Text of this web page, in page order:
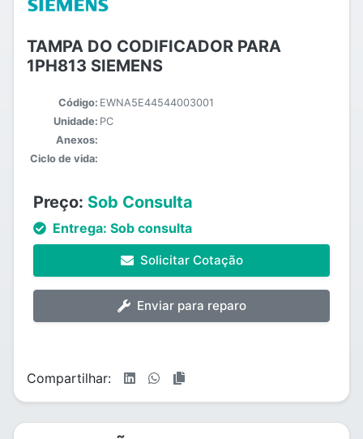
TAMPA DO CODIFICADOR PARA
1PH813 SIEMENS
Código: EWNA5E44544003001
Unidade: PC
Anexos:
Ciclo de vida:
Preço: Sob Consulta
Entrega: Sob consulta
Solicitar Cotação
Enviar para reparo
Compartilhar: